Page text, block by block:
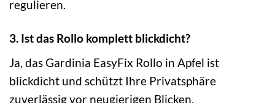
regulieren.
3. Ist das Rollo komplett blickdicht?
Ja, das Gardinia EasyFix Rollo in Apfel ist
blickdicht und schützt Ihre Privatsphäre
zuverlässig vor neugierigen Blicken.